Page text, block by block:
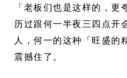
「老板们也是这样的，
历过跟何一半夜三四点开
人，何一的这种「旺盛的
震撼住了。